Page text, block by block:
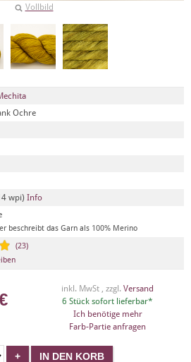
Vollbild
Ochre
wpi) Info
beschreibt das Garn als 100% Merino
(23)
inkl. MwSt , zzgl. Versand
6 Stück sofort lieferbar*
Ich benötige mehr
Farb-Partie anfragen